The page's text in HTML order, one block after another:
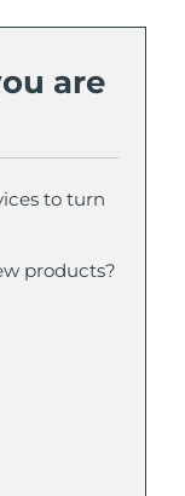
are
to turn
products?